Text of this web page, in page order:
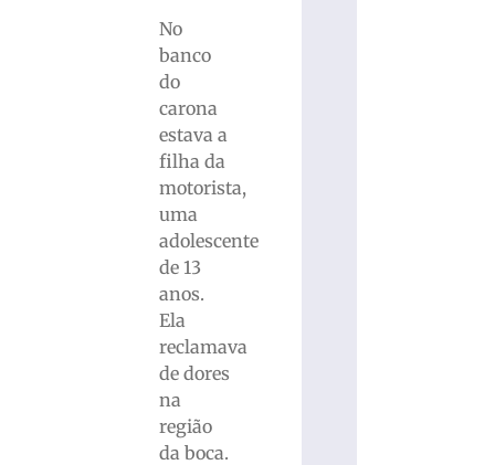
No
banco
do
carona
estava a
filha da
motorista,
uma
adolescente
de 13
anos.
Ela
reclamava
de dores
na
região
da boca.